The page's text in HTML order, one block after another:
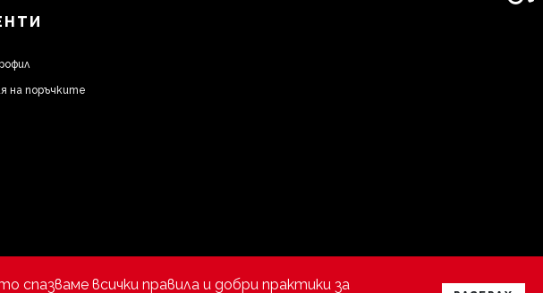
спазваме всички правила и добри практики за
на поръчките